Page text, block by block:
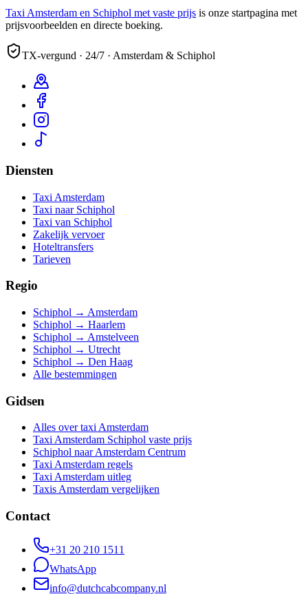
Taxi Amsterdam en Schiphol met vaste prijs is onze startpagina met
prijsvoorbeelden en directe boeking.
TX-vergund · 24/7 · Amsterdam & Schiphol
Diensten
Taxi Amsterdam
Taxi naar Schiphol
Taxi van Schiphol
Zakelijk vervoer
Hoteltransfers
Tarieven
Regio
Schiphol → Amsterdam
Schiphol → Haarlem
Schiphol → Amstelveen
Schiphol → Utrecht
Schiphol → Den Haag
Alle bestemmingen
Gidsen
Alles over taxi Amsterdam
Taxi Amsterdam Schiphol vaste prijs
Schiphol naar Amsterdam Centrum
Taxi Amsterdam regels
Taxi Amsterdam uitleg
Taxis Amsterdam vergelijken
Contact
+31 20 210 1511
WhatsApp
info@dutchcabcompany.nl